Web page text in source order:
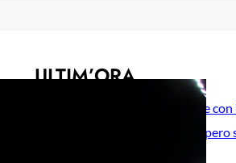
ULTIM’ORA
Gazzi e il legame
nel mio cuore,